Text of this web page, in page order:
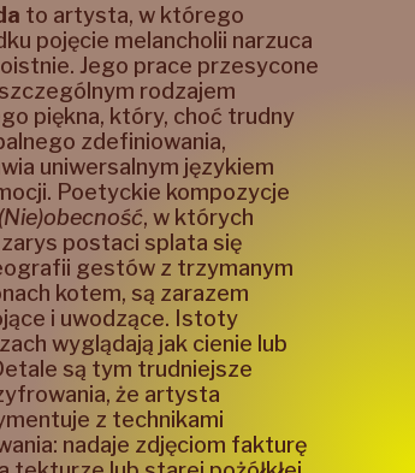
to artysta, w którego
pojęcie melancholii narzuca
Jego prace przesycone
rodzajem
piękna, który, choć trudny
zdefiniowania,
uniwersalnym językiem
Poetyckie kompozycje
(Nie)obecność, w których
postaci splata się
gestów z trzymanym
kotem, są zarazem
i uwodzące. Istoty
wyglądają jak cienie lub
są tym trudniejsze
że artysta
z technikami
nadaje zdjęciom fakturę